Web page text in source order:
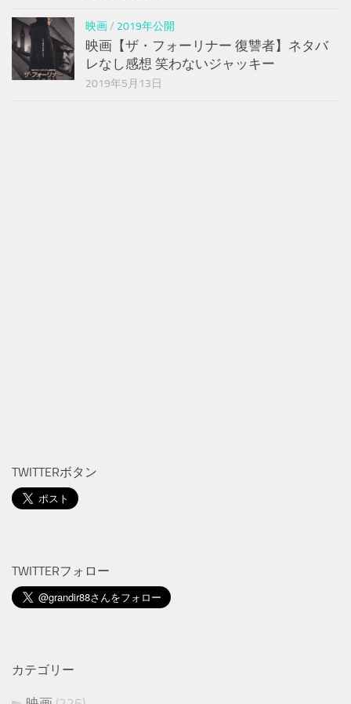
映画/ 2019年公開
映画【ザ・フォーリナー 復讐者】ネタバ
レなし感想 笑わないジャッキー
2019年5月13日
TWITTERボタン
TWITTERフォロー
カテゴリー